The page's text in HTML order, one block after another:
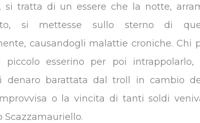
si tratta di un essere che la notte,
si mettesse sullo sterno di
causandogli malattie croniche. Chi
piccolo esserino per poi intrappolarlo,
denaro barattata dal troll in cambio
o la vincita di tanti soldi
Scazzamauriello.